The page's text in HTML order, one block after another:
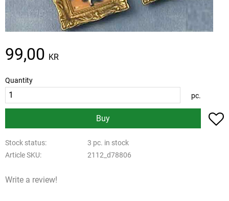
99,00 KR
Quantity
pc.
Buy
Stock status
3 pc. in stock
Article SKU
2112_d78806
Write a review!